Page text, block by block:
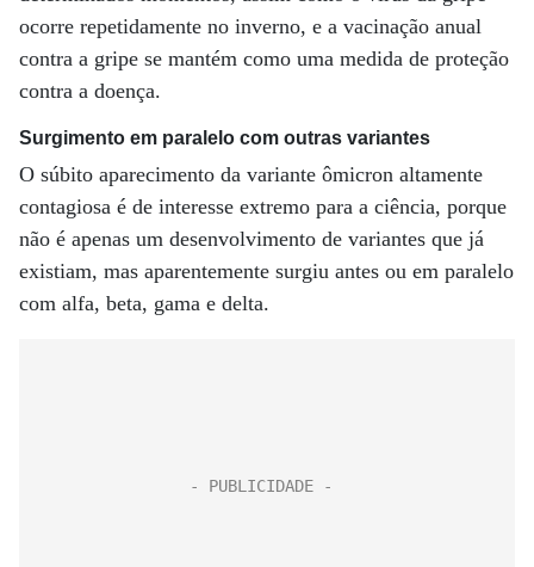
ocorre repetidamente no inverno, e a vacinação anual
contra a gripe se mantém como uma medida de proteção
contra a doença.
Surgimento em paralelo com outras variantes
O súbito aparecimento da variante ômicron altamente
contagiosa é de interesse extremo para a ciência, porque
não é apenas um desenvolvimento de variantes que já
existiam, mas aparentemente surgiu antes ou em paralelo
com alfa, beta, gama e delta.